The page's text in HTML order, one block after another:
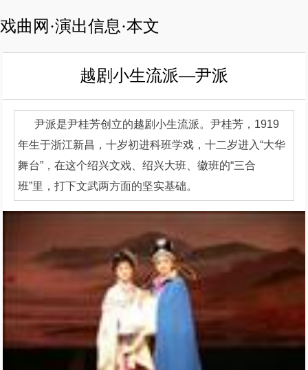
戏曲网·演出信息·本文
越剧小生流派—尹派
尹派是尹桂芳创立的越剧小生流派。尹桂芳，1919
年生于浙江新昌，十岁初进科班学戏，十二岁进入“大华
舞台”，在这个绍兴文戏、绍兴大班、徽班的“三合
班”里，打下文武两方面的坚实基础。